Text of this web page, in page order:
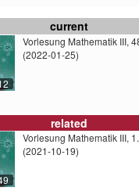
current
Vorlesung Mathematik III,
(2022-01-25)
related
Vorlesung Mathematik III,
(2021-10-19)